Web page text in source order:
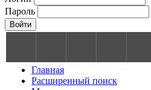
Пароль
Войти
Главная
Расширенный поиск